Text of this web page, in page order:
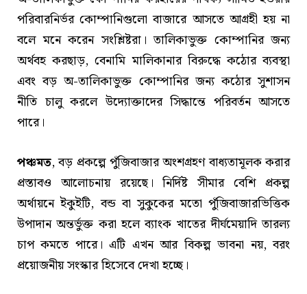
পরিবারনির্ভর কোম্পানিগুলো বাজারে আসতে আগ্রহী হয় না
বলে মনে করেন সংশ্লিষ্টরা। তালিকাভুক্ত কোম্পানির জন্য
অর্থবহ করছাড়, বেনামি মালিকানার বিরুদ্ধে কঠোর ব্যবস্থা
এবং বড় অ-তালিকাভুক্ত কোম্পানির জন্য কঠোর সুশাসন
নীতি চালু করলে উদ্যোক্তাদের সিদ্ধান্তে পরিবর্তন আসতে
পারে।
পঞ্চমত, বড় প্রকল্পে পুঁজিবাজার অংশগ্রহণ বাধ্যতামূলক করার
প্রস্তাবও আলোচনায় রয়েছে। নির্দিষ্ট সীমার বেশি প্রকল্প
অর্থায়নে ইকুইটি, বন্ড বা সুকুকের মতো পুঁজিবাজারভিত্তিক
উপাদান অন্তর্ভুক্ত করা হলে ব্যাংক খাতের দীর্ঘমেয়াদি তারল্য
চাপ কমতে পারে। এটি এখন আর বিকল্প ভাবনা নয়, বরং
প্রয়োজনীয় সংস্কার হিসেবে দেখা হচ্ছে।